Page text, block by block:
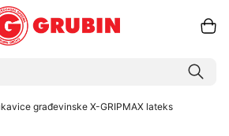
građevinske X-GRIPMAX lateks